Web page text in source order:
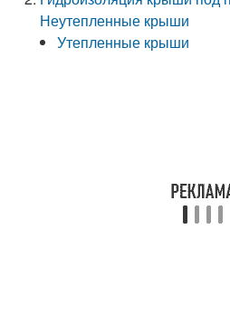
Неутепленные крыши
Утепленные крыши